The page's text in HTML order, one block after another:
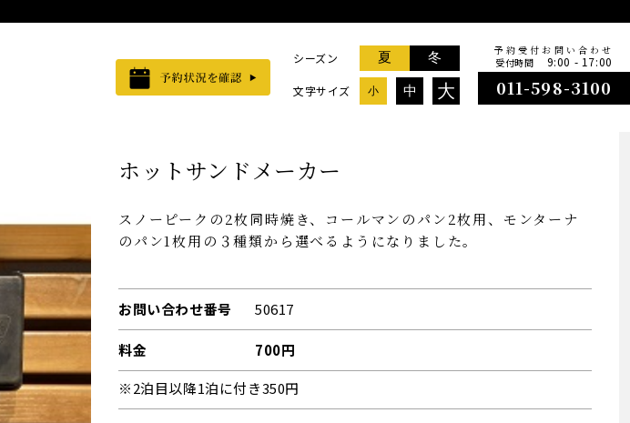
シーズン 夏 冬
文字サイズ 小 中 大
予約受付お問い合わせ
受付時間
9:00 - 17:00
011-598-3100
ホットサンドメーカー
スノーピークの2枚同時焼き、コールマンのパン2枚用、モンターナ
のパン1枚用の３種類から選べるようになりました。
お問い合わせ番号 50617
料金
700円
※2泊目以降1泊に付き350円